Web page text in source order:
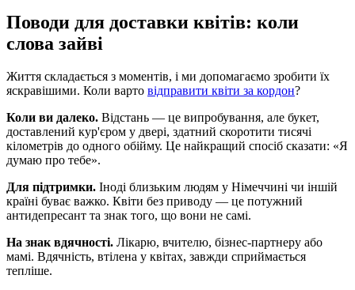
Поводи для доставки квітів: коли
слова зайві
Життя складається з моментів, і ми допомагаємо зробити їх
яскравішими. Коли варто відправити квіти за кордон?
Коли ви далеко. Відстань — це випробування, але букет,
доставлений кур'єром у двері, здатний скоротити тисячі
кілометрів до одного обійму. Це найкращий спосіб сказати: «Я
думаю про тебе».
Для підтримки. Іноді близьким людям у Німеччині чи іншій
країні буває важко. Квіти без приводу — це потужний
антидепресант та знак того, що вони не самі.
На знак вдячності. Лікарю, вчителю, бізнес-партнеру або
мамі. Вдячність, втілена у квітах, завжди сприймається
тепліше.